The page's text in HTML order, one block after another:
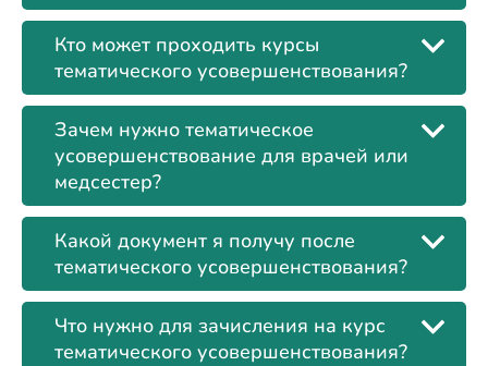
Кто может проходить курсы
тематического усовершенствования?
Зачем нужно тематическое
усовершенствование для врачей или
медсестер?
Какой документ я получу после
тематического усовершенствования?
Что нужно для зачисления на курс
тематического усовершенствования?